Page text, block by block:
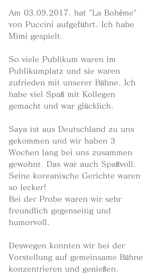
Am 03.09.2017. hat "La Bohème"
von Puccini aufgeführt. Ich habe
Mimi gespielt.
So viele Publikum waren im
Publikumplatz und sie waren
zufrieden mit unserer Bühne. Ich
habe viel Spaß mit Kollegen
gemacht und war glücklich.
Saya ist aus Deutschland zu uns
gekommen und wir haben 3
Wochen lang bei uns zusammen
gewohnt. Das war auch Spaßvoll.
Seine koreanische Gerichte waren
so lecker!
Bei der Probe waren wir sehr
freundlich gegenseitig und
humorvoll.
Deswegen konnten wir bei der
Vorstellung auf gemeinsame Bühne
konzentrieren und genießen.